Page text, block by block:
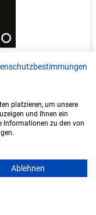
GmbH
platzieren, um unsere
und Ihnen ein
Informationen zu den von
Ablehnen